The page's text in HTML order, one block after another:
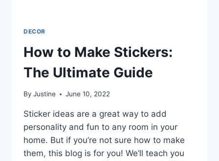
DECOR
How to Make Stickers:
The Ultimate Guide
By Justine June 10, 2022
Sticker ideas are a great way to add
personality and fun to any room in your
home. But if you’re not sure how to make
them, this blog is for you! We’ll teach you